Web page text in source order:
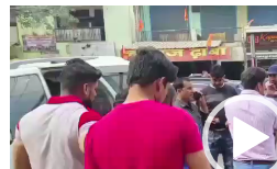
Video
Player